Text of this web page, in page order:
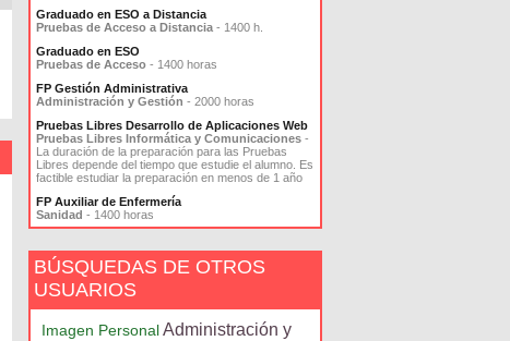
Graduado en ESO a Distancia
Pruebas de Acceso a Distancia - 1400 h.
Graduado en ESO
Pruebas de Acceso - 1400 horas
FP Gestión Administrativa
Administración y Gestión - 2000 horas
Pruebas Libres Desarrollo de Aplicaciones Web
Pruebas Libres Informática y Comunicaciones -
La duración de la preparación para las Pruebas
Libres depende del tiempo que estudie el alumno. Es
factible estudiar la preparación en menos de 1 año
FP Auxiliar de Enfermería
Sanidad - 1400 horas
BÚSQUEDAS DE OTROS
USUARIOS
Imagen PersonalAdministración y